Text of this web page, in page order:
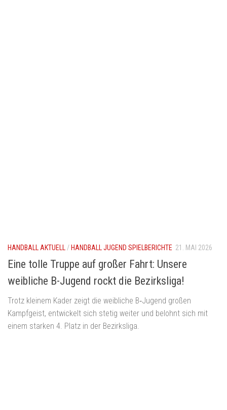
HANDBALL AKTUELL / HANDBALL JUGEND SPIELBERICHTE 21. MAI 2026
Eine tolle Truppe auf großer Fahrt: Unsere
weibliche B-Jugend rockt die Bezirksliga!
Trotz kleinem Kader zeigt die weibliche B‑Jugend großen
Kampfgeist, entwickelt sich stetig weiter und belohnt sich mit
einem starken 4. Platz in der Bezirksliga.